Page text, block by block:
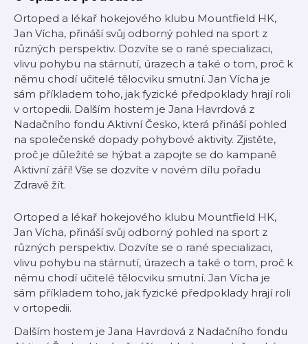
Ortoped a lékař hokejového klubu Mountfield HK,
Jan Vícha, přináší svůj odborný pohled na sport z
různých perspektiv. Dozvíte se o rané specializaci,
vlivu pohybu na stárnutí, úrazech a také o tom, proč k
němu chodí učitelé tělocviku smutní. Jan Vícha je
sám příkladem toho, jak fyzické předpoklady hrají roli
v ortopedii. Dalším hostem je Jana Havrdová z
Nadačního fondu Aktivní Česko, která přináší pohled
na společenské dopady pohybové aktivity. Zjistěte,
proč je důležité se hýbat a zapojte se do kampaně
Aktivní září! Vše se dozvíte v novém dílu pořadu
Zdravě žít.
Ortoped a lékař hokejového klubu Mountfield HK,
Jan Vícha, přináší svůj odborný pohled na sport z
různých perspektiv. Dozvíte se o rané specializaci,
vlivu pohybu na stárnutí, úrazech a také o tom, proč k
němu chodí učitelé tělocviku smutní. Jan Vícha je
sám příkladem toho, jak fyzické předpoklady hrají roli
v ortopedii.
Dalším hostem je Jana Havrdová z Nadačního fondu